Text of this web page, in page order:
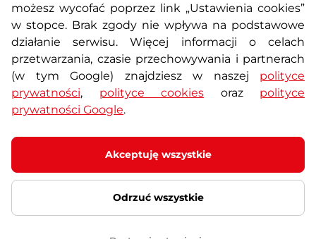
Metody płatności Program lojalnościowy
Usługi dodatkowe Reklamacje i serwis
Formularz kontaktowy Wyposażenie siłowni
możesz wycofać poprzez link „Ustawienia cookies”
w stopce. Brak zgody nie wpływa na podstawowe
działanie serwisu. Więcej informacji o celach
przetwarzania, czasie przechowywania i partnerach
(w tym Google) znajdziesz w naszej polityce
prywatności, polityce cookies oraz polityce
prywatności Google.
Akceptuję wszystkie
Odrzuć wszystkie